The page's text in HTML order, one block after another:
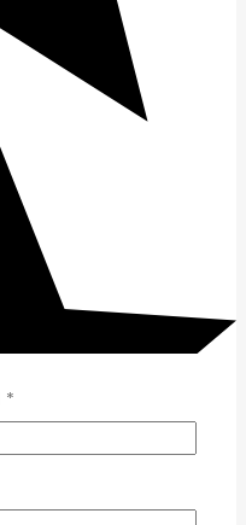
*Bắt
buộc